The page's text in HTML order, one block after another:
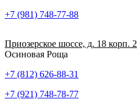
+7 (981) 748-77-88
Приозерское шоссе, д. 18 корп. 2
Осиновая Роща
+7 (812) 626-88-31
+7 (921) 748-78-77